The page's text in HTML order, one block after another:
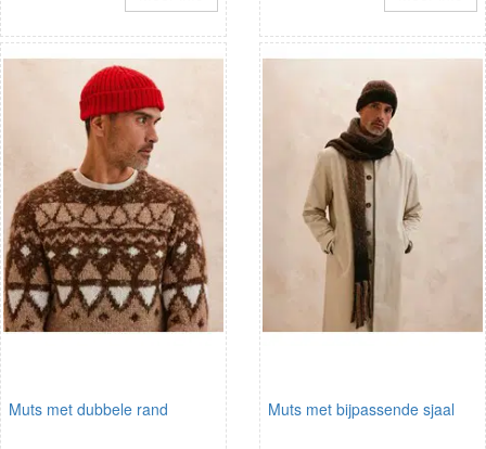
Muts met dubbele rand Muts met bijpassende sjaal